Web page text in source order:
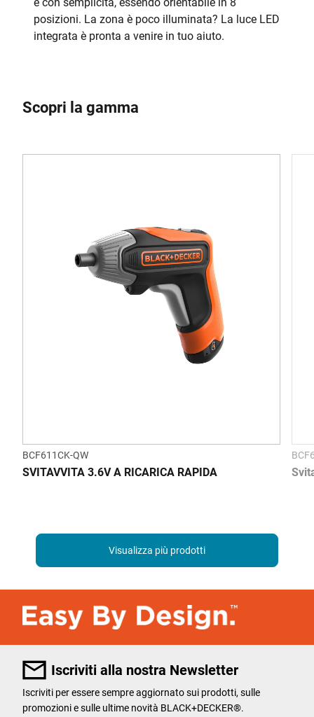
posizioni. La zona è poco illuminata? La luce LED
integrata è pronta a venire in tuo aiuto.
Scopri la gamma
BCF611CK-QW
SVITAVVITA 3.6V A RICARICA RAPIDA
Visualizza più prodotti
Iscriviti alla nostra Newsletter
Iscriviti per essere sempre aggiornato sui prodotti, sulle
promozioni e sulle ultime novità BLACK+DECKER®.